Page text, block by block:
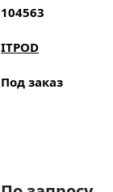
104563
ITPOD
Под заказ